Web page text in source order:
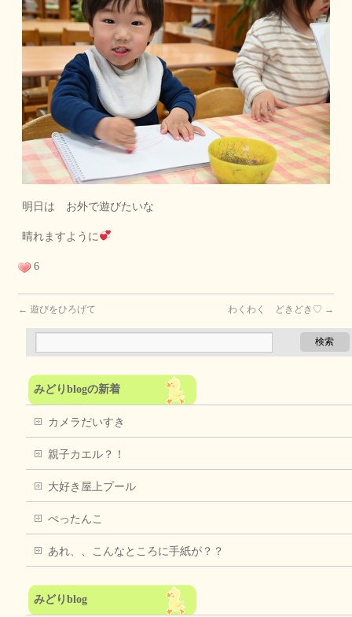
明日は お外で遊びたいな
晴れますように
6
← 遊びをひろげて わくわく どきどき♡ →
みどりblogの新着
カメラだいすき
親子カエル？！
大好き屋上プール
ぺったんこ
あれ、、こんなところに手紙が？？
みどりblog